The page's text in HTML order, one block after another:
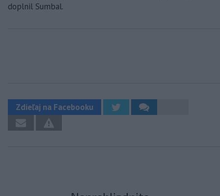
doplnil Sumbal.
Zdieľaj na Facebooku